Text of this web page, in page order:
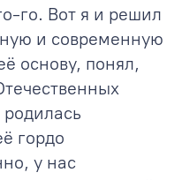
го. Вот я и решил
и современную
основу, понял,
гордо
у нас